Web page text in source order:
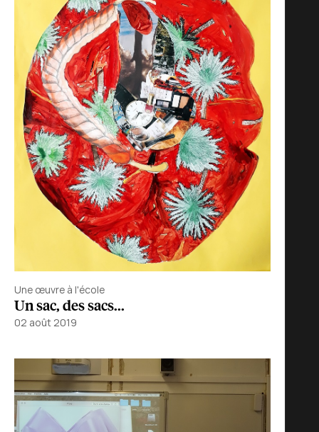
Une œuvre à l'école
Un sac, des sacs...
02 août 2019